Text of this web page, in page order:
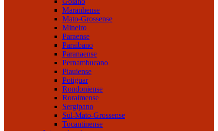
Maranhense
Mato-Grossense
Mineiro
Paraense
Paraibano
Paranaense
Pernambucano
Piauiense
Potiguar
Rondoniense
Roraimense
Sergipano
Sul-Mato-Grossense
Tocantinense